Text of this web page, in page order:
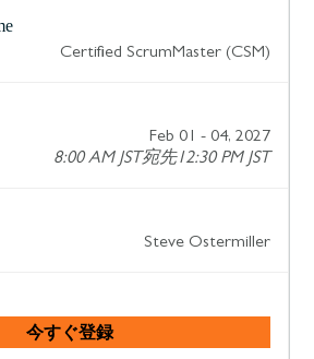
Certified ScrumMaster (CSM)
Feb 01 - 04, 2027
8:00 AM JST宛先12:30 PM JST
Steve Ostermiller
今すぐ登録